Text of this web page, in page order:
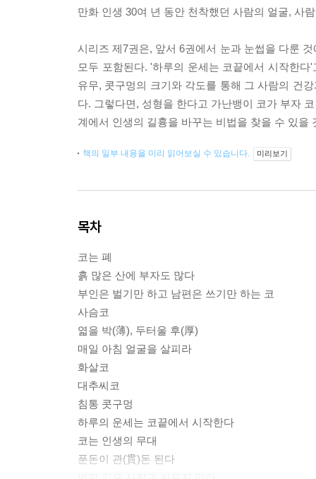
만화 인생 30여 년 동안 천착했던 사람의 얼굴, 사
시리즈 제7권은, 앞서 6권에서 눈과 눈썹을 다룬
모두 포함된다. '하루의 운세는 코끝에서 시작한
유무, 콧구멍의 크기와 각도를 통해 그 사람의 건
다. 그렇다면, 성형을 한다고 가난뱅이 코가 부자
계에서 인생의 길흉을 바꾸는 비법을 찾을 수 있을
책의 일부 내용을 미리 읽어보실 수 있습니다. 미리보기
목차
코는 폐
흙 많은 산에 부자도 많다
부인은 벌기만 하고 남편은 쓰기만 하는 코
사슴코
엷을 박(薄), 두터울 후(厚)
매일 아침 얼굴을 살피라
화살코
대추씨코
침통 콧구멍
하루의 운세는 코끝에서 시작한다
코는 인생의 무대
푼돈이 관(貫)돈 된다